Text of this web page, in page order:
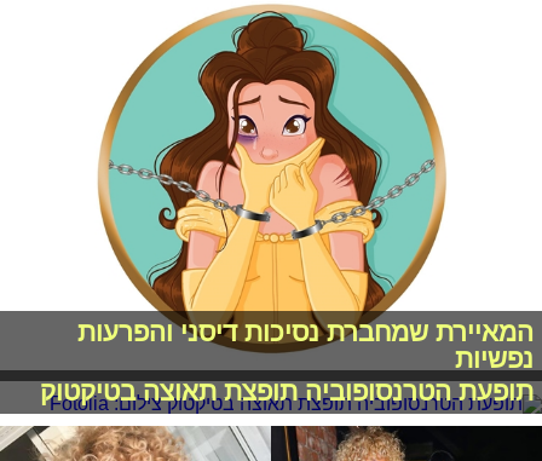
המאיירת שמחברת נסיכות דיסני והפרעות
נפשיות
תופעת הטרנסופוביה תופצת תאוצה בטיקטוק